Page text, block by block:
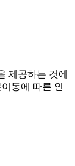
제공하는 것에
동에 따른 인